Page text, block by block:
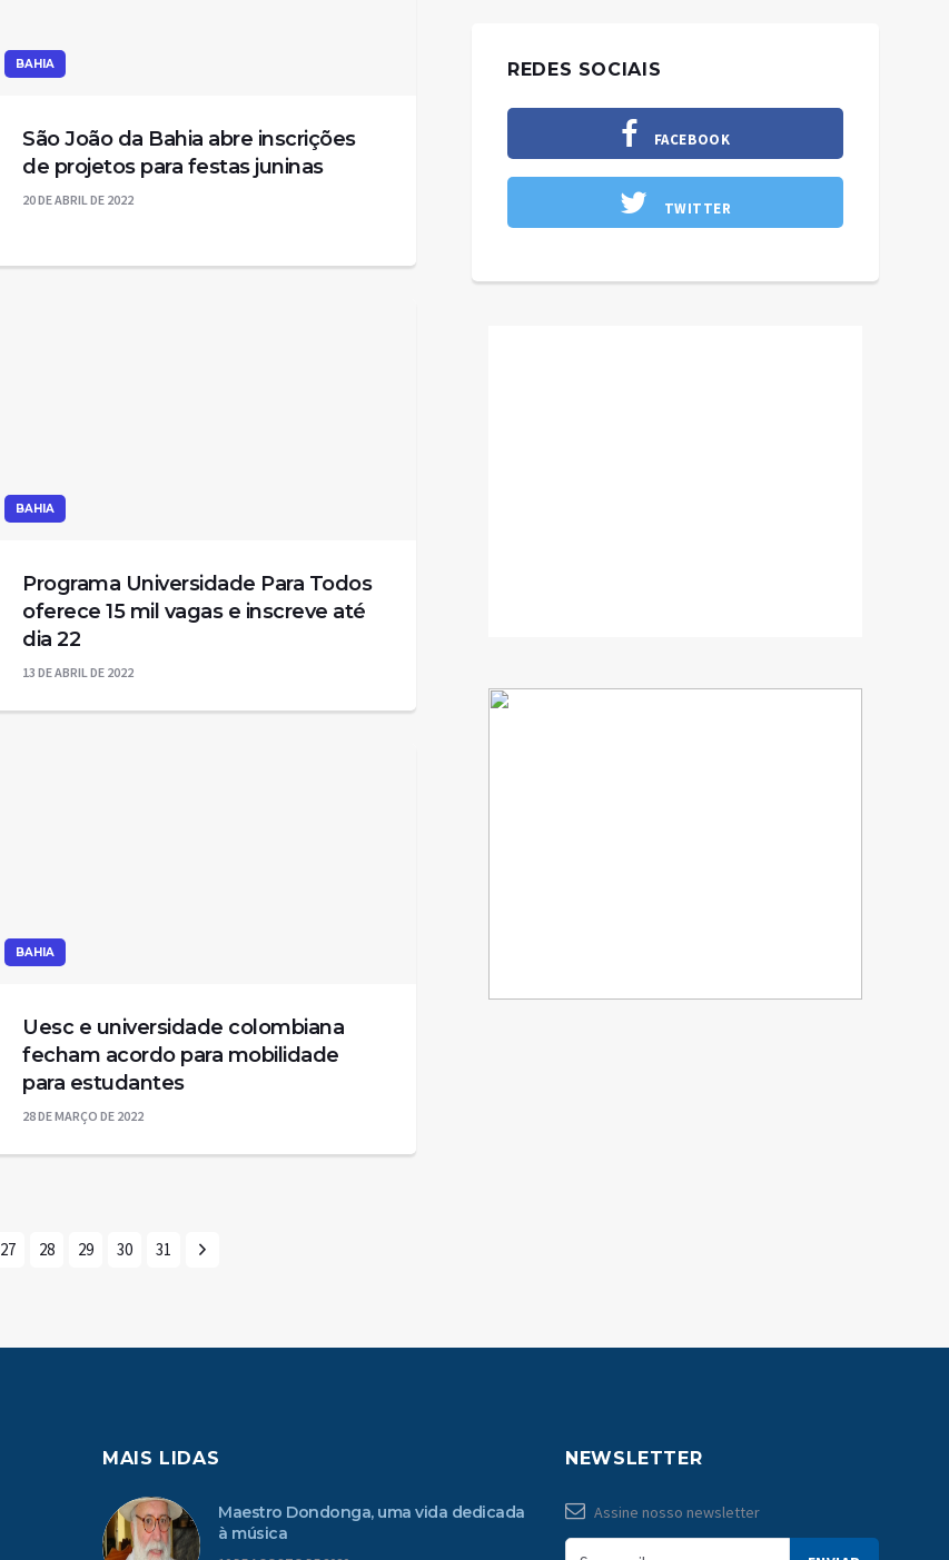
BAHIA
São João da Bahia abre inscrições
de projetos para festas juninas
20 DE ABRIL DE 2022
BAHIA
Programa Universidade Para Todos
oferece 15 mil vagas e inscreve até
dia 22
13 DE ABRIL DE 2022
BAHIA
Uesc e universidade colombiana
fecham acordo para mobilidade
para estudantes
28 DE MARÇO DE 2022
27 28 29 30 31
REDES SOCIAIS
FACEBOOK
TWITTER
MAIS LIDAS
Maestro Dondonga, uma vida dedicada
à música
NEWSLETTER
Assine nosso newsletter